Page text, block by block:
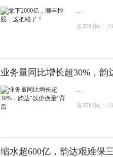
...
发布时间：
业务量同比增长超30%，韵
...
发布时间：
缩水超600亿，韵达艰难保